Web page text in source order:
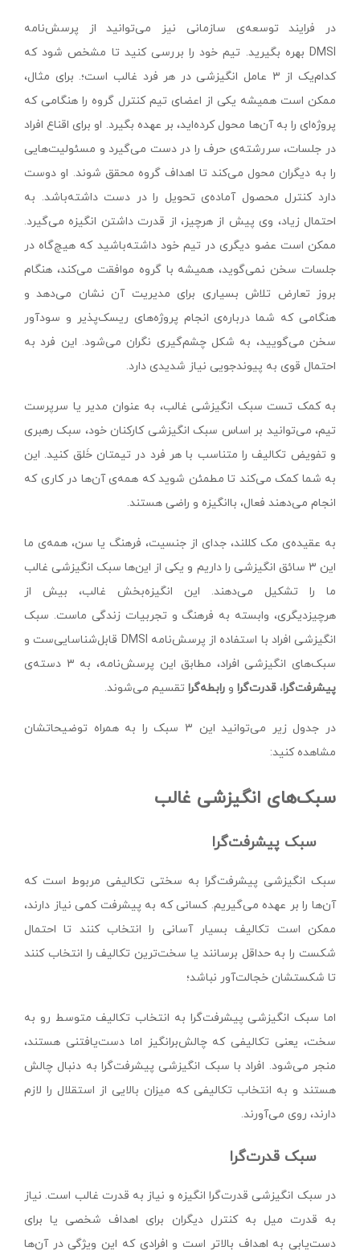
در فرایند توسعه‌ی سازمانی نیز می‌توانید از پرسش‌نامه‌
DMSI بهره بگیرید. تیم خود را بررسی کنید تا مشخص شود که
کدام‌یک از ۳ عامل انگیزشی در هر فرد غالب است؛. برای مثال،
ممکن است همیشه یکی از اعضای تیم کنترل گروه را هنگامی که
پروژه‌ای را به آن‌ها محول کرده‌اید، بر عهده بگیرد. او برای اقناع افراد
در جلسات، سررشته‌ی حرف را در دست می‌گیرد و مسئولیت‌هایی
را به دیگران محول می‌کند تا اهداف گروه محقق شوند. او دوست
دارد کنترل محصول آماده‌ی تحویل را در دست داشته‌باشد. به
احتمال زیاد، وی پیش از هرچیز، از قدرت داشتن انگیزه می‌گیرد.
ممکن است عضو دیگری در تیم خود داشته‌باشید که هیچ‌گاه در
جلسات سخن نمی‌گوید، همیشه با گروه موافقت می‌کند، هنگام
بروز تعارض تلاش بسیاری برای مدیریت آن نشان می‌دهد و
هنگامی که شما درباره‌ی انجام پروژه‌های ریسک‌پذیر و سودآور
سخن می‌گویید، به شکل چشم‌گیری نگران می‌شود. این فرد به
احتمال قوی به پیوندجویی نیاز شدیدی دارد.
به کمک تست سبک انگیزشی غالب، به عنوان مدیر یا سرپرست
تیم، می‌توانید بر اساس سبک انگیزشی کارکنان خود، سبک رهبری
و تفویض تکالیف را متناسب با هر فرد در تیمتان خَلق کنید. این
به شما کمک می‌کند تا مطمئن شوید که همه‌ی آن‌ها در کاری که
انجام می‌دهند فعال، باانگیزه و راضی هستند.
به عقیده‌ی مک کللند، جدای از جنسیت، فرهنگ یا سن، همه‌ی ما
این ۳ سائق انگیزشی را داریم و یکی از این‌ها سبک انگیزشی غالب
ما را تشکیل می‌دهند. این انگیزه‌بخش غالب، بیش از
هرچیز‌دیگری، وابسته به فرهنگ و تجربیات زندگی ماست. سبک
انگیزشی افراد با استفاده از پرسش‌نامه‌ DMSI قابل‌شناسایی‌ست و
سبک‌های انگیزشی افراد، مطابق این پرسش‌نامه، به ۳ دسته‌ی
پیشرفت‌گرا، قدرت‌گرا و رابطه‌گرا تقسیم می‌شوند.
در جدول زیر می‌توانید این ۳ سبک را به همراه توضیحاتشان
مشاهده کنید:
سبک‌های انگیزشی غالب
سبک پیشرفت‌گرا
سبک انگیزشی پیشرفت‌گرا به سختی تکالیفی مربوط است که
آن‌ها را بر عهده می‌گیریم. کسانی که به پیشرفت کمی نیاز دارند،
ممکن است تکالیف بسیار آسانی را انتخاب کنند تا احتمال
شکست را به حداقل برسانند یا سخت‌ترین تکالیف را انتخاب کنند
تا شکستشان خجالت‌آور نباشد؛
اما سبک انگیزشی پیشرفت­‌گرا به انتخاب تکالیف متوسط رو به
سخت، یعنی تکالیفی که چالش‌برانگیز اما دست‌یافتنی هستند،
منجر می‌شود. افراد با سبک انگیزشی پیشرفت­‌گرا به دنبال چالش
هستند و به انتخاب تکالیفی که میزان بالایی از استقلال را لازم
دارند، روی می‌آورند.
سبک قدرت‌گرا
در سبک انگیزشی قدرت‌گرا انگیزه و نیاز به قدرت غالب است. نیاز
به قدرت میل به کنترل دیگران برای اهداف شخصی یا برای
دست‌یابی به اهداف بالاتر است و افرادی که این ویژگی در آن‌ها